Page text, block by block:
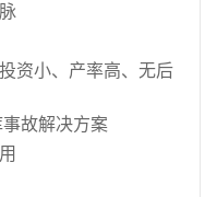
资小、产率高、无后
故解决方案